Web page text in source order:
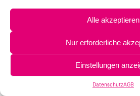
Alle akzeptieren
Nur erforderliche
Einstellungen
DatenschutzAGB